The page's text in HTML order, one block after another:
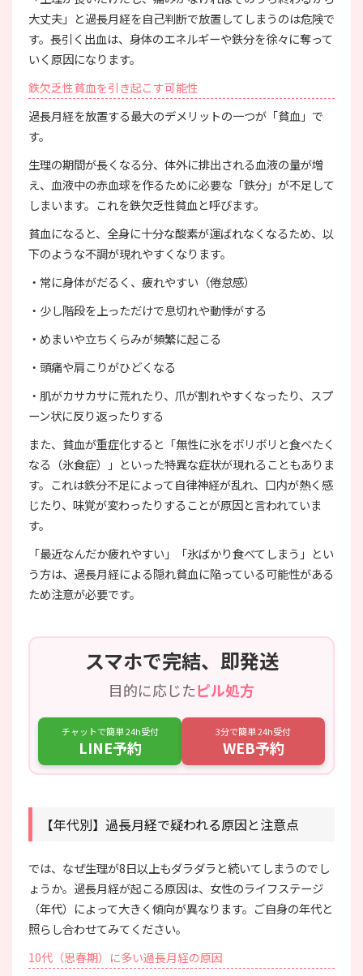
大丈夫」と過長月経を自己判断で放置してしまうのは危険で
す。長引く出血は、身体のエネルギーや鉄分を徐々に奪って
いく原因になります。
鉄欠乏性貧血を引き起こす可能性
過長月経を放置する最大のデメリットの一つが「貧血」で
す。
生理の期間が長くなる分、体外に排出される血液の量が増
え、血液中の赤血球を作るために必要な「鉄分」が不足して
しまいます。これを鉄欠乏性貧血と呼びます。
貧血になると、全身に十分な酸素が運ばれなくなるため、以
下のような不調が現れやすくなります。
・常に身体がだるく、疲れやすい（倦怠感）
・少し階段を上っただけで息切れや動悸がする
・めまいや立ちくらみが頻繁に起こる
・頭痛や肩こりがひどくなる
・肌がカサカサに荒れたり、爪が割れやすくなったり、スプ
ーン状に反り返ったりする
また、貧血が重症化すると「無性に氷をボリボリと食べたく
なる（氷食症）」といった特異な症状が現れることもありま
す。これは鉄分不足によって自律神経が乱れ、口内が熱く感
じたり、味覚が変わったりすることが原因と言われていま
す。
「最近なんだか疲れやすい」「氷ばかり食べてしまう」とい
う方は、過長月経による隠れ貧血に陥っている可能性がある
ため注意が必要です。
スマホで完結、即発送
目的に応じたピル処方
チャットで簡単 24h受付
LINE予約
3分で簡単 24h受付
WEB予約
【年代別】過長月経で疑われる原因と注意点
では、なぜ生理が8日以上もダラダラと続いてしまうのでし
ょうか。過長月経が起こる原因は、女性のライフステージ
（年代）によって大きく傾向が異なります。ご自身の年代と
照らし合わせてみてください。
10代（思春期）に多い過長月経の原因